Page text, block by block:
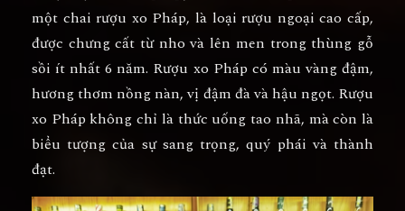
một chai rượu xo Pháp, là loại rượu ngoại cao cấp,
được chưng cất từ nho và lên men trong thùng gỗ
sồi ít nhất 6 năm. Rượu xo Pháp có màu vàng đậm,
hương thơm nồng nàn, vị đậm đà và hậu ngọt. Rượu
xo Pháp không chỉ là thức uống tao nhã, mà còn là
biểu tượng của sự sang trọng, quý phái và thành
đạt.